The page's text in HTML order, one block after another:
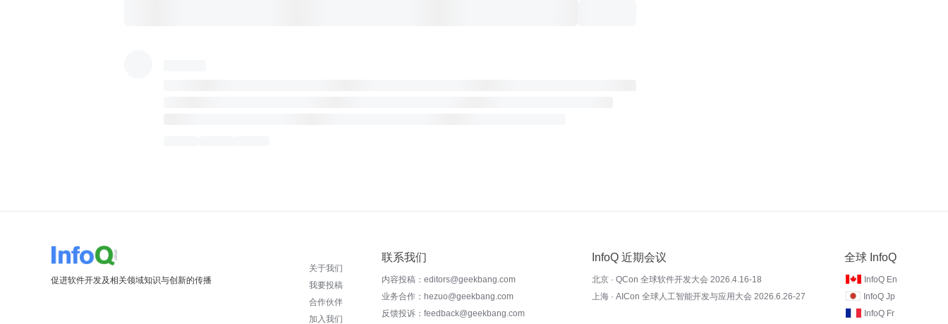
促进软件开发及相关领域知识与创新的传播
关于我们
我要投稿
合作伙伴
加入我们
联系我们
内容投稿：editors@geekbang.com
业务合作：hezuo@geekbang.com
反馈投诉：feedback@geekbang.com
InfoQ 近期会议
北京 · QCon 全球软件开发大会 2026.4.16-18
上海 · AICon 全球人工智能开发与应用大会 2026.6.26-27
全球 InfoQ
InfoQ En
InfoQ Jp
InfoQ Fr